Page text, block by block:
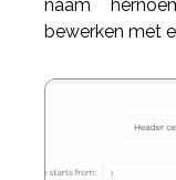
naam
bewerken met